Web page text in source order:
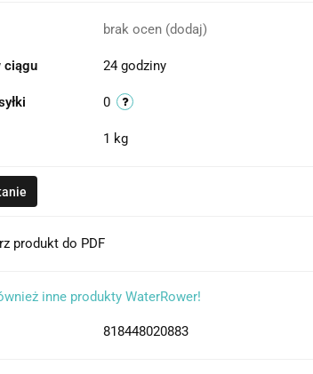
brak ocen (dodaj)
ciągu 24 godziny
0
1 kg
produkt do PDF
inne produkty WaterRower!
818448020883